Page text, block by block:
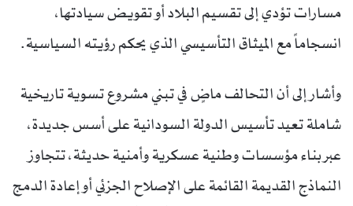
مسارات تؤدي إلى تقسيم البلاد أو تقويض سيادتها،
انسجاماً مع الميثاق التأسيسي الذي يحكم رؤيته السياسية.
وأشار إلى أن التحالف ماضٍ في تبني مشروع تسوية تاريخية
شاملة تعيد تأسيس الدولة السودانية على أسس جديدة،
عبر بناء مؤسسات وطنية عسكرية وأمنية حديثة، تتجاوز
النماذج القديمة القائمة على الإصلاح الجزئي أو إعادة الدمج